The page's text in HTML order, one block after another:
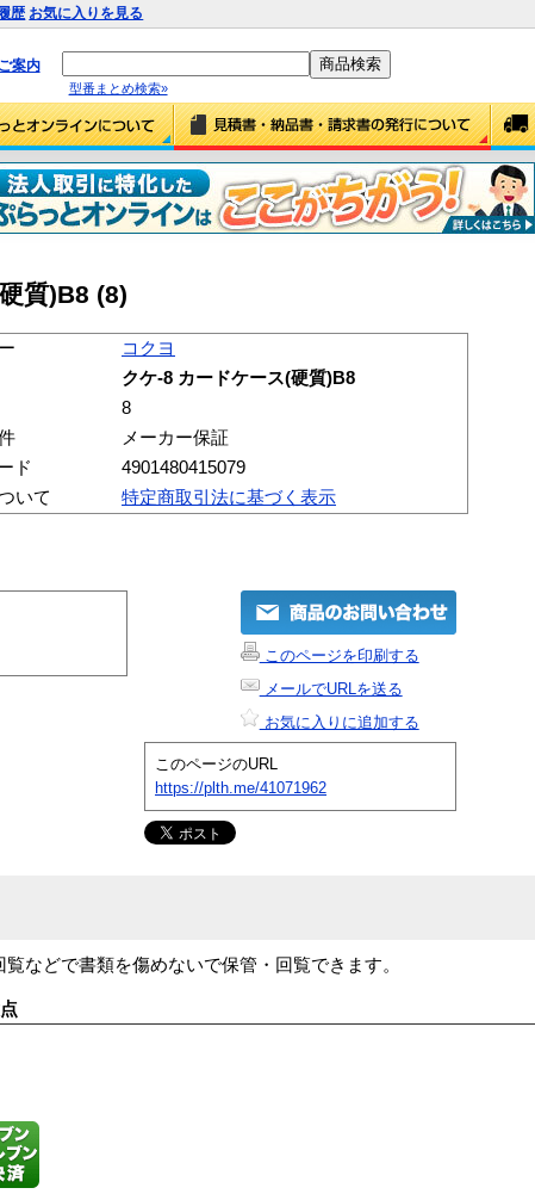
歴 お気に入りを見る
案内
型番まとめ検索»
質)B8 (8)
コクヨ
クケ-8 カードケース(硬質)B8
8
メーカー保証
ド
4901480415079
いて
特定商取引法に基づく表示
このページを印刷する
メールでURLを送る
お気に入りに追加する
このページのURL
https://plth.me/41071962
などで書類を傷めないで保管・回覧できます。